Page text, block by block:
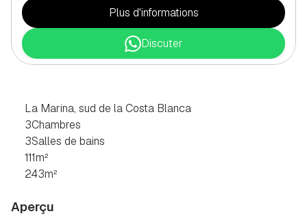
Plus d'informations
Discuter
La Marina, sud de la Costa Blanca
3Chambres
3Salles de bains
111m²
243m²
Aperçu